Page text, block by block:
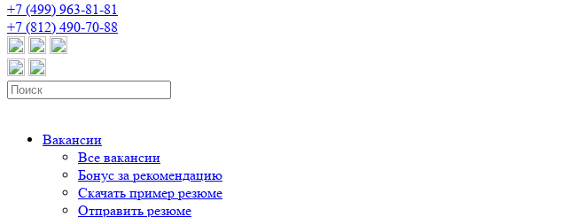
+7 (499) 963-81-81
+7 (812) 490-70-88
Вакансии
Все вакансии
Бонус за рекомендацию
Скачать пример резюме
Отправить резюме